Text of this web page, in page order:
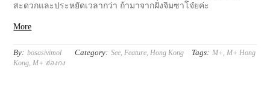
สะดวกและประหยัดเวลากว่า ถ้ามาจากฝั่งจิมซาโจ๋ยค่ะ
More
By: bosasivimol Category: See Feature Hong Kong Tags: M+ M+ Hong
Kong M+ ฮ่องกง